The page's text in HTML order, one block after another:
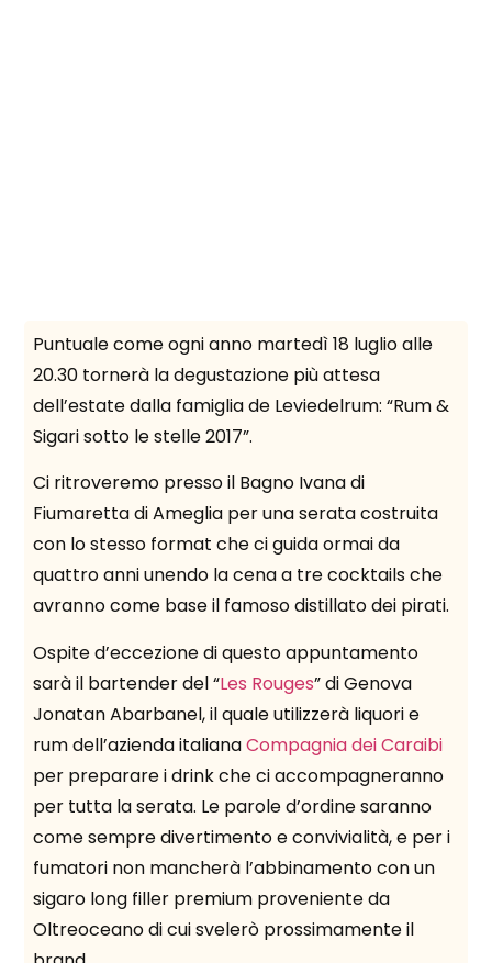
Puntuale come ogni anno martedì 18 luglio alle
20.30 tornerà la degustazione più attesa
dell’estate dalla famiglia de Leviedelrum: “Rum &
Sigari sotto le stelle 2017”.
Ci ritroveremo presso il Bagno Ivana di
Fiumaretta di Ameglia per una serata costruita
con lo stesso format che ci guida ormai da
quattro anni unendo la cena a tre cocktails che
avranno come base il famoso distillato dei pirati.
Ospite d’eccezione di questo appuntamento
sarà il bartender del “Les Rouges” di Genova
Jonatan Abarbanel, il quale utilizzerà liquori e
rum dell’azienda italianaCompagnia dei Caraibi
per preparare i drink che ci accompagneranno
per tutta la serata. Le parole d’ordine saranno
come sempre divertimento e convivialità, e per i
fumatori non mancherà l’abbinamento con un
sigaro long filler premium proveniente da
Oltreoceano di cui svelerò prossimamente il